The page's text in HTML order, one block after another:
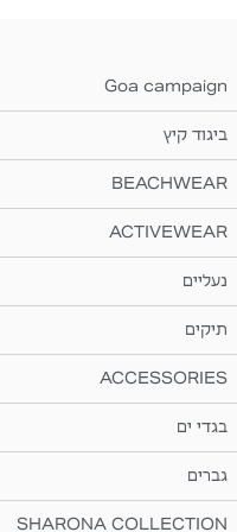
Goa campaign
ביגוד קיץ
BEACHWEAR
ACTIVEWEAR
נעליים
תיקים
ACCESSORIES
בגדי ים
גברים
SHARONA COLLECTION